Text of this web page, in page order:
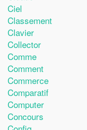
Ciel
Classement
Clavier
Collector
Comme
Comment
Commerce
Comparatif
Computer
Concours